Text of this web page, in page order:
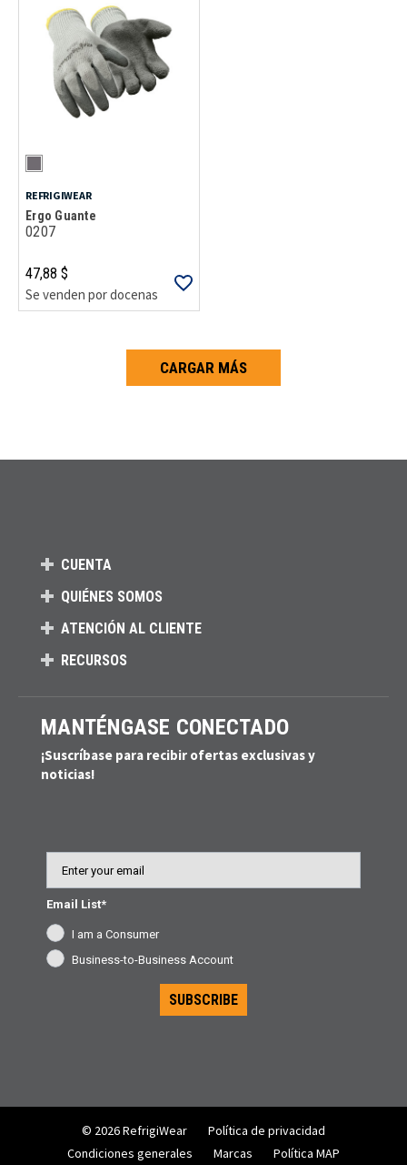
REFRIGIWEAR
Ergo Guante
0207
47,88 $
Se venden por docenas
CARGAR MÁS
CUENTA
QUIÉNES SOMOS
ATENCIÓN AL CLIENTE
RECURSOS
MANTÉNGASE CONECTADO
¡Suscríbase para recibir ofertas exclusivas y
noticias!
Email List*
I am a Consumer
Business-to-Business Account
SUBSCRIBE
© 2026 RefrigiWear
Política de privacidad
Condiciones generales
Marcas Política MAP